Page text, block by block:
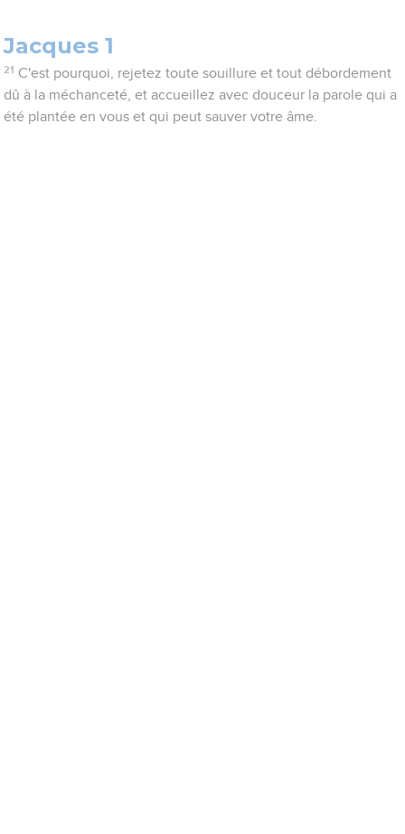
Jacques 1
21 C'est pourquoi, rejetez toute souillure et tout débordement
dû à la méchanceté, et accueillez avec douceur la parole qui a
été plantée en vous et qui peut sauver votre âme.